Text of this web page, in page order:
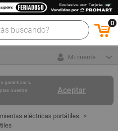
0
Mi cuenta
Aceptar
garantizar tu
nuestra
eléctricas portátiles